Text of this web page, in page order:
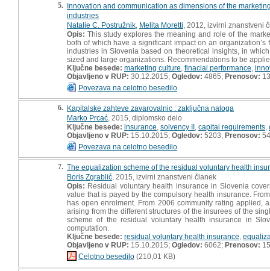
5. Innovation and communication as dimensions of the
industries
Natalie C. Postružnik Melita Moretti , 2012, izvirni znanstveni
Opis: This study explores the meaning and role of the
both of which have a significant impact on an
industries in Slovenia based on theoretical insights, in
sized and large organizations. Recommendations to be
Ključne besede: marketing culture finacial performance
Objavljeno v RUP: 30.12.2015; Ogledov: 4865; Prenosov: 13
Povezava na celotno besedilo
6. Kapitalske zahteve zavarovalnic : zaključna naloga
Marko Prcać , 2015, diplomsko delo
Ključne besede: insurance solvency II capital requirements
Objavljeno v RUP: 15.10.2015; Ogledov: 5203; Prenosov: 54
Povezava na celotno besedilo
7. The equalization scheme of the residual voluntary health
Boris Zgrablić , 2015, izvirni znanstveni članek
Opis: Residual voluntary health insurance in Slovenia
value that is payed by the compulsory health insurance.
has open enrolment. From 2006 community rating applied,
arising from the different structures of the insurees of the
scheme of the residual voluntary health insurance in
computation.
Ključne besede: residual voluntary health insurance
Objavljeno v RUP: 15.10.2015; Ogledov: 6062; Prenosov:
Celotno besedilo (210,01 KB)